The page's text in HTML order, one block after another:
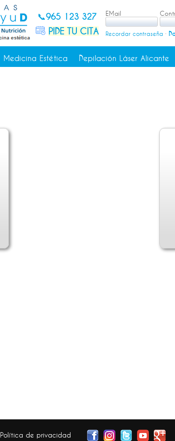
📞965 123 327
PIDE TU CITA
EMail
Recordar contraseña ·
Medicina Estética Depilación Láser Alicante
Política de privacidad